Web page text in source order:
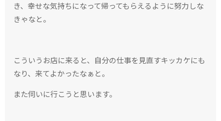
き、幸せな気持ちになって帰ってもらえるように努力しな
きゃなと。
こういうお店に来ると、自分の仕事を見直すキッカケにも
なり、来てよかったなぁと。
また伺いに行こうと思います。